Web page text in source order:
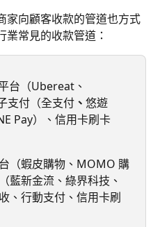
家向顧客收款的管道也方式
常見的收款管道：
台（Ubereat、
支付（全支付 、 悠遊
Pay）、信用卡刷卡
（蝦皮購物、MOMO 購
藍新金流、綠界科技、
、行動支付、信用卡刷